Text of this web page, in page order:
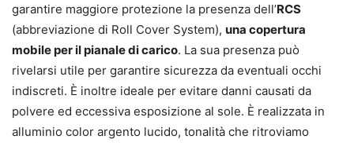
garantire maggiore protezione la presenza dell’RCS
(abbreviazione di Roll Cover System), una copertura
mobile per il pianale di carico. La sua presenza può
rivelarsi utile per garantire sicurezza da eventuali occhi
indiscreti. È inoltre ideale per evitare danni causati da
polvere ed eccessiva esposizione al sole. È realizzata in
alluminio color argento lucido, tonalità che ritroviamo